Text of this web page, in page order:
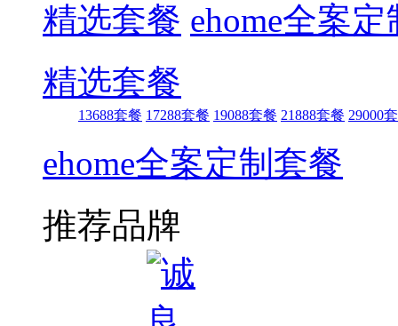
精选套餐 ehome全案
精选套餐
13688套餐 17288套餐 19088套餐 21888套餐 29000
ehome全案定制套餐
推荐品牌